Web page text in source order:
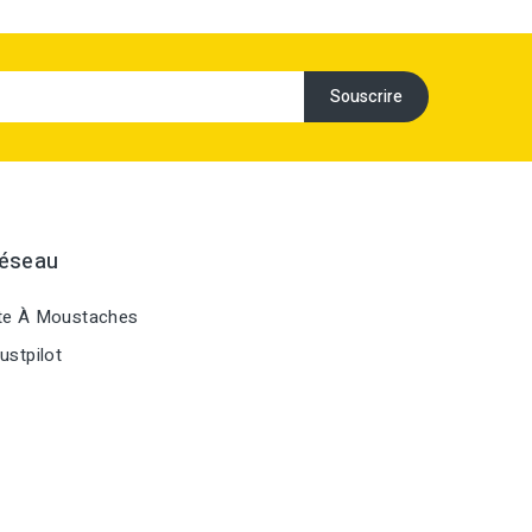
À Moustaches